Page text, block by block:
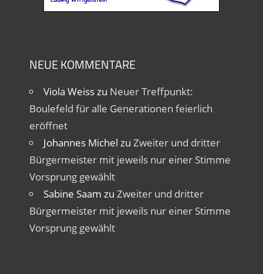
NEUE KOMMENTARE
Viola Weisszu Neuer Treffpunkt:
Boulefeld für alle Generationen feierlich
eröffnet
Johannes Michel zu Zweiter und dritter
Bürgermeister mit jeweils nur einer Stimme
Vorsprung gewählt
Sabine Saam zu Zweiter und dritter
Bürgermeister mit jeweils nur einer Stimme
Vorsprung gewählt